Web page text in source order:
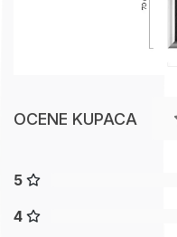
OCENE KUPACA
5
4